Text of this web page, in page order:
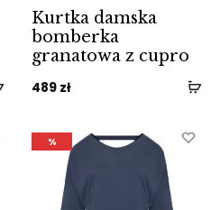
Kurtka damska
bomberka
granatowa z cupro
489 zł
%